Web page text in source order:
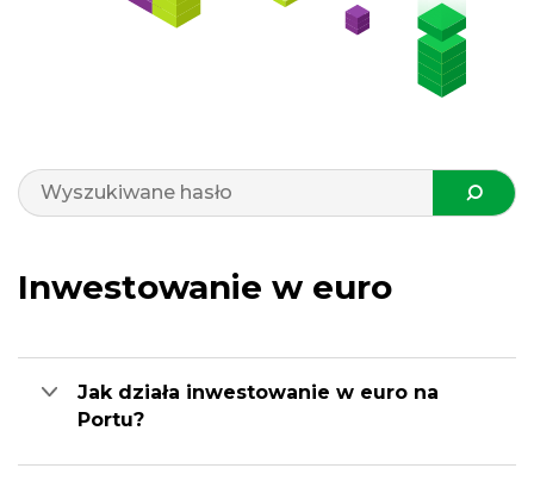
Inwestowanie w euro
Jak działa inwestowanie w euro na
Portu?